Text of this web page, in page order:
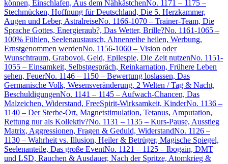
können, Einschlafen, Aus dem NähkästchenNo. 1171 – 1175 –
Stechmücken, Hoffnung für Deutschland, Die 5. Herzkammer,
Augen und Leber, AstralreiseNo. 1166-1070 – Trainer-Team, Die
Sprache Gottes, Energieraub?, Das Wetter, Brille?No. 1161-1065 –
100% Fühlen, Seelenaustausch, Ahnenreihe heilen, Werbung,
Ernstgenommen werdenNo. 1156-1060 – Vision oder
Wunschtraum, Grabovoi, Geld, Epilespie, Die Zeit nutzenNo. 1151-
1055 – Einsamkeit, Selbstgespräch, Reinkarnation, Frühere Leben
sehen, FeuerNo. 1146 – 1150 – Bewertung loslassen, Das
Germanische Volk, Wesensveränderung, 2 Welten / Tag & Nacht,
BeschuldigungenNo. 1141 – 1145 – Aufwach-Chancen, Das
Malzeichen, Widerstand, FreeSpirit-Wirksamkeit, KinderNo. 1136 –
1140 – Der Sterbe-Ort, Magnetstimulation, Tetanus, Amputation,
Rettung nur als Kollektiv?No. 1131 – 1135 – Kurs-Pause, Ausstieg
Matrix, Aggressionen, Fragen & Geduld, WiderstandNo. 1126 –
1130 – Wahrheit vs. Illusion, Heiler & Betrüger, Magische Spiegel,
Seelenanteile, Das große EventNo. 1121 – 1125 – Ibogain, DMT
und LSD, Rauchen & Ausdauer, Nach der Spritze, Atomkrieg &